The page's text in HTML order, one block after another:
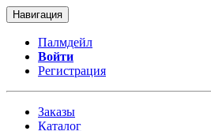
Навигация
Палмдейл
Войти
Регистрация
Заказы
Каталог